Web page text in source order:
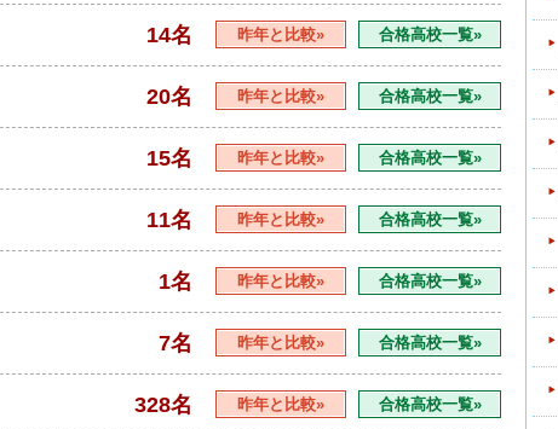
14名 昨年と比較» 合格高校一覧»
20名 昨年と比較» 合格高校一覧»
15名 昨年と比較» 合格高校一覧»
11名 昨年と比較» 合格高校一覧»
1名 昨年と比較» 合格高校一覧»
7名 昨年と比較» 合格高校一覧»
328名 昨年と比較» 合格高校一覧»